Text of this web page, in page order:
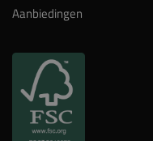
Aanbiedingen